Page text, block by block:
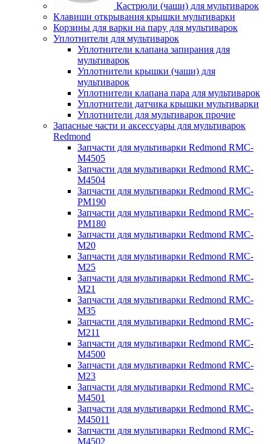
Кастрюли (чаши) для мультиварок
Клавиши открывания крышки мультиварки
Корзины для варки на пару для мультиварок
Уплотнители для мультиварок
Уплотнители клапана запирания для
мультиварок
Уплотнители крышки (чаши) для
мультиварок
Уплотнители клапана пара для мультиварок
Уплотнители датчика крышки мультиварки
Уплотнители для мультиварок прочие
Запасные части и аксессуары для мультиварок
Redmond
Запчасти для мультиварки Redmond RMC-
M4505
Запчасти для мультиварки Redmond RMC-
M4504
Запчасти для мультиварки Redmond RMC-
PM190
Запчасти для мультиварки Redmond RMC-
PM180
Запчасти для мультиварки Redmond RMC-
M20
Запчасти для мультиварки Redmond RMC-
M25
Запчасти для мультиварки Redmond RMC-
M21
Запчасти для мультиварки Redmond RMC-
M35
Запчасти для мультиварки Redmond RMC-
M211
Запчасти для мультиварки Redmond RMC-
M4500
Запчасти для мультиварки Redmond RMC-
M23
Запчасти для мультиварки Redmond RMC-
M4501
Запчасти для мультиварки Redmond RMC-
M45011
Запчасти для мультиварки Redmond RMC-
M4502